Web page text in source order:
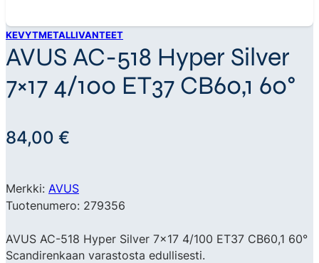
KEVYTMETALLIVANTEET
AVUS AC-518 Hyper Silver
7×17 4/100 ET37 CB60,1 60°
84,00 €
Merkki: AVUS
Tuotenumero: 279356
AVUS AC-518 Hyper Silver 7×17 4/100 ET37 CB60,1 60°
Scandirenkaan varastosta edullisesti.